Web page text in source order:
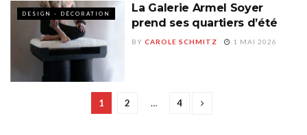
DESIGN - DÉCORATION
La Galerie Armel Soyer
prend ses quartiers d’été
BY CAROLE SCHMITZ 1 MAI 2026
1 2 … 4